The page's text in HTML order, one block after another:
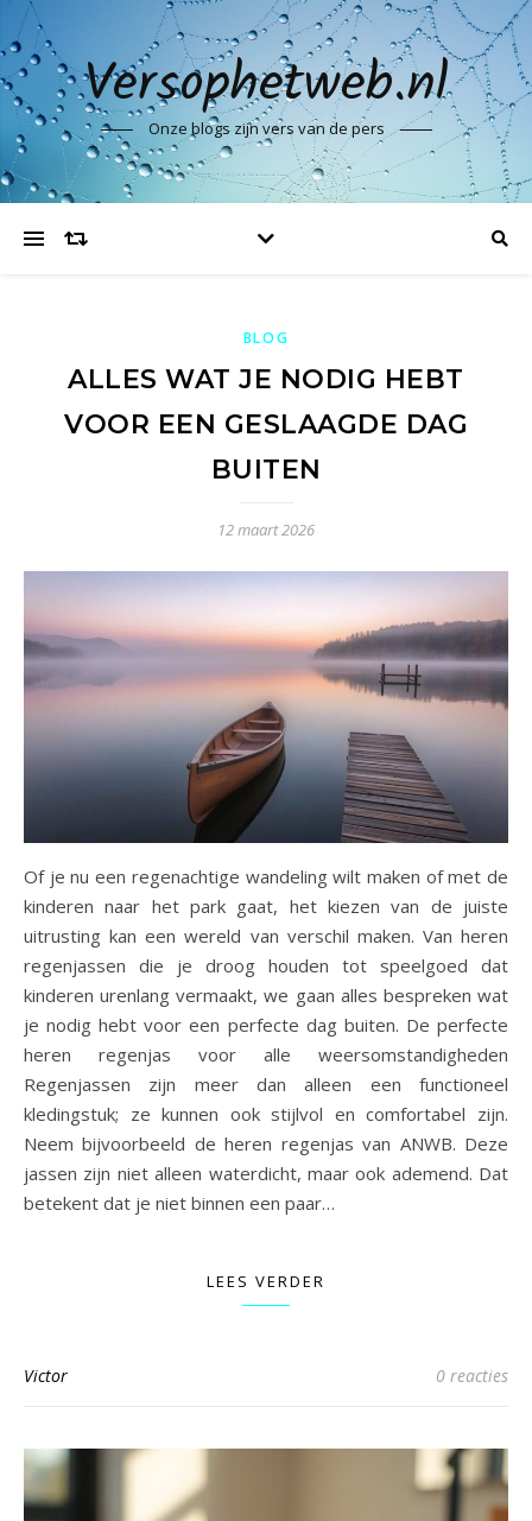
Versophetweb.nl
Onze blogs zijn vers van de pers
BLOG
ALLES WAT JE NODIG HEBT
VOOR EEN GESLAAGDE DAG
BUITEN
12 maart 2026
Of je nu een regenachtige wandeling wilt maken of met de
kinderen naar het park gaat, het kiezen van de juiste
uitrusting kan een wereld van verschil maken. Van heren
regenjassen die je droog houden tot speelgoed dat
kinderen urenlang vermaakt, we gaan alles bespreken wat
je nodig hebt voor een perfecte dag buiten. De perfecte
heren regenjas voor alle weersomstandigheden
Regenjassen zijn meer dan alleen een functioneel
kledingstuk; ze kunnen ook stijlvol en comfortabel zijn.
Neem bijvoorbeeld de heren regenjas van ANWB. Deze
jassen zijn niet alleen waterdicht, maar ook ademend. Dat
betekent dat je niet binnen een paar…
LEES VERDER
Victor 0 reacties